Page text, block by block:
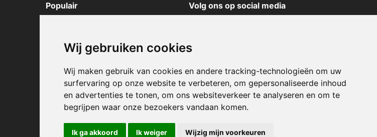
Wij gebruiken cookies
Wij maken gebruik van cookies en andere tracking-technologieën om uw
surfervaring op onze website te verbeteren, om gepersonaliseerde inhoud
en advertenties te tonen, om ons websiteverkeer te analyseren en om te
begrijpen waar onze bezoekers vandaan komen.
Ik ga akkoord Ik weiger Wijzig mijn voorkeuren
Populair
New Balance sneakers
Puma sneakers
Converse sneakers
Volg ons op social media
X
Pinterest